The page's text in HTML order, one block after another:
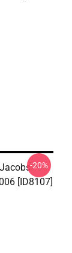
[ID8107]
-20%